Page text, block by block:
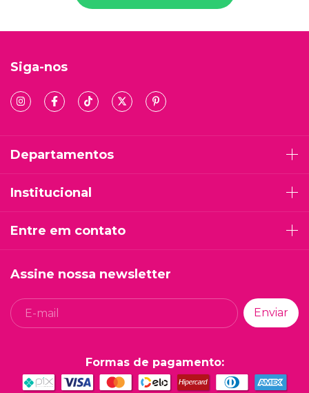
Siga-nos
Departamentos
Institucional
Entre em contato
Assine nossa newsletter
Formas de pagamento: